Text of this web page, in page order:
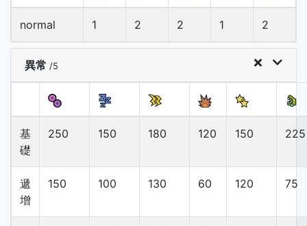
normal 1 2 2 1 2
異常 /5
基
礎
250 150 180 120 150 225
遞
增
150 100 130 60 120 75